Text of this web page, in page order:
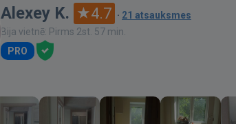
Alexey K. 4.7 · 21 atsauksmes
Bija vietnē: Pirms 2st. 57 min.
PRO